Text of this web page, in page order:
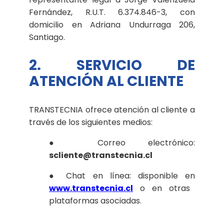
Fernández, R.U.T. 6.374.846-3, con
domicilio en Adriana Undurraga 206,
Santiago.
2. SERVICIO DE
ATENCIÓN AL CLIENTE
TRANSTECNIA ofrece atención al cliente a
través de los siguientes medios:
● Correo electrónico:
scliente@transtecnia.cl
● Chat en línea: disponible en
www.transtecnia.cl o en otras
plataformas asociadas.